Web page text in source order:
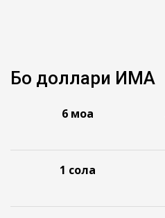
Бо доллари ИМА
6 моҳа
1 сола